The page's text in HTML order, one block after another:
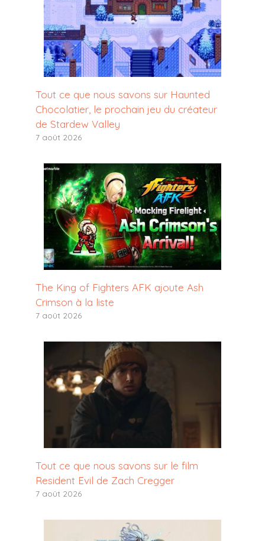
Tout ce que nous savons sur Haunted
Chocolatier, le prochain jeu du créateur
de Stardew Valley
7 août 2026
The King of Fighters AFK ajoute Ash
Crimson à la liste
7 août 2026
Tout ce que nous savons sur le film
Resident Evil de Zach Cregger
7 août 2026